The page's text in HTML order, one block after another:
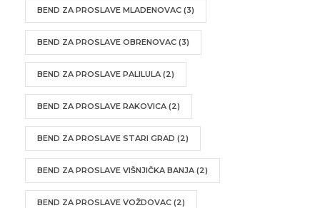
BEND ZA PROSLAVE MLADENOVAC (3)
BEND ZA PROSLAVE OBRENOVAC (3)
BEND ZA PROSLAVE PALILULA (2)
BEND ZA PROSLAVE RAKOVICA (2)
BEND ZA PROSLAVE STARI GRAD (2)
BEND ZA PROSLAVE VIŠNJIČKA BANJA (2)
BEND ZA PROSLAVE VOŽDOVAC (2)